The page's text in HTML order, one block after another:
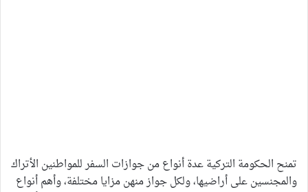
تمنح الحكومة التركية عدة أنواع من جوازات السفر للمواطنين الأتراك
والمجنسين على أراضيها، ولكل جواز منهن مزايا مختلفة، وأهم أنواع